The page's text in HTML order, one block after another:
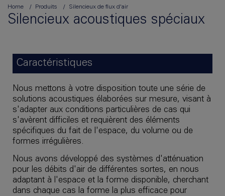
Home Produits Silencieux de flux d'air
Silencieux acoustiques spéciaux
Caractéristiques
Nous mettons à votre disposition toute une série de
solutions acoustiques élaborées sur mesure, visant à
s'adapter aux conditions particulières de cas qui
s'avèrent difficiles et requièrent des éléments
spécifiques du fait de l'espace, du volume ou de
formes irrégulières.
Nous avons développé des systèmes d'atténuation
pour les débits d'air de différentes sortes, en nous
adaptant à l'espace et la forme disponible, cherchant
dans chaque cas la forme la plus efficace pour